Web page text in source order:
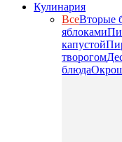
Кулинария
ВсеВторые
яблоками
капустой
творогом
блюда